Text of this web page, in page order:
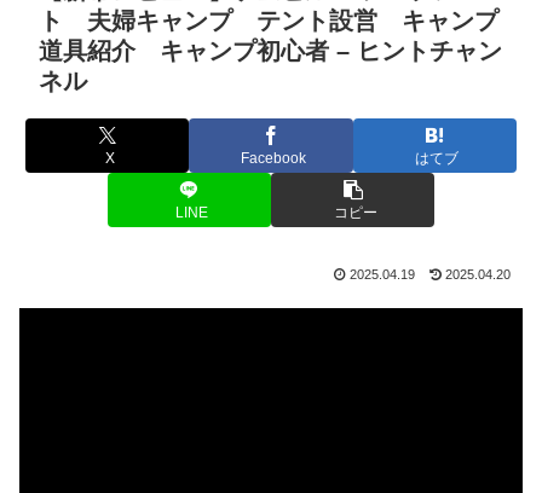
ト 夫婦キャンプ テント設営 キャンプ
道具紹介 キャンプ初心者 – ヒントチャン
ネル
X Facebook はてブ
LINE コピー
2025.04.19 2025.04.20